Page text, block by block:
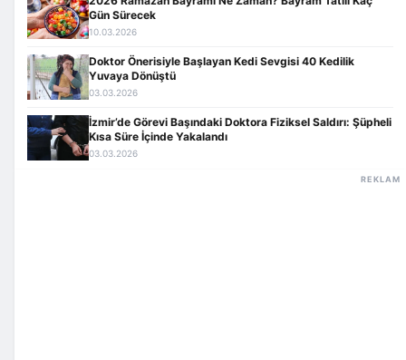
Gün Sürecek
10.03.2026
Doktor Önerisiyle Başlayan Kedi Sevgisi 40 Kedilik
Yuvaya Dönüştü
03.03.2026
İzmir’de Görevi Başındaki Doktora Fiziksel Saldırı: Şüpheli
Kısa Süre İçinde Yakalandı
03.03.2026
REKLAM